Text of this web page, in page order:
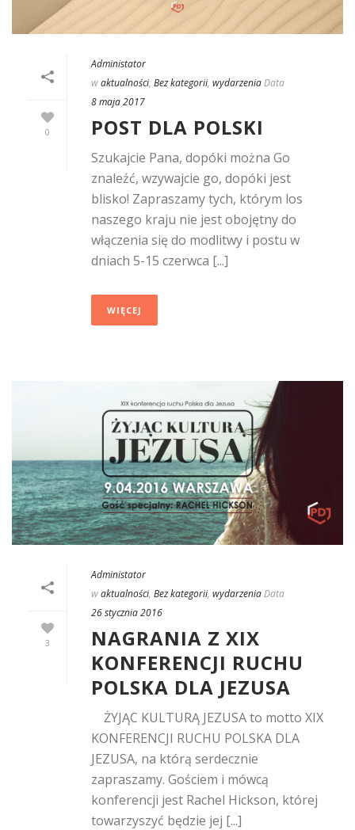
0
Administator
waktualności, Bez kategorii, wydarzeniaData
8 maja 2017
POST DLA POLSKI
Szukajcie Pana, dopóki można Go
znaleźć, wzywajcie go, dopóki jest
blisko! Zapraszamy tych, którym los
naszego kraju nie jest obojętny do
włączenia się do modlitwy i postu w
dniach 5-15 czerwca [...]
WIĘCEJ
3
Administator
waktualności, Bez kategorii, wydarzeniaData
26 stycznia 2016
NAGRANIA Z XIX
KONFERENCJI RUCHU
POLSKA DLA JEZUSA
ŻYJĄC KULTURĄ JEZUSA to motto XIX
KONFERENCJI RUCHU POLSKA DLA
JEZUSA, na którą serdecznie
zapraszamy. Gościem i mówcą
konferencji jest Rachel Hickson, której
towarzyszyć będzie jej [...]